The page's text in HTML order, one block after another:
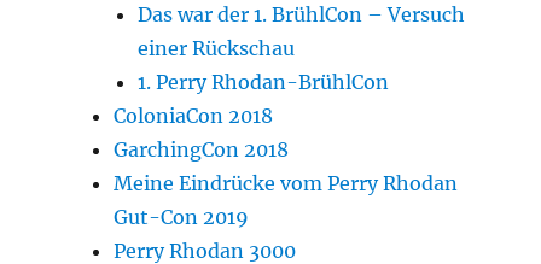
Das war der 1. BrühlCon – Versuch
einer Rückschau
1. Perry Rhodan-BrühlCon
ColoniaCon 2018
GarchingCon 2018
Meine Eindrücke vom Perry Rhodan
Gut-Con 2019
Perry Rhodan 3000